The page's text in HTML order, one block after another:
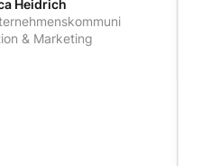
Heidrich
& Marketing